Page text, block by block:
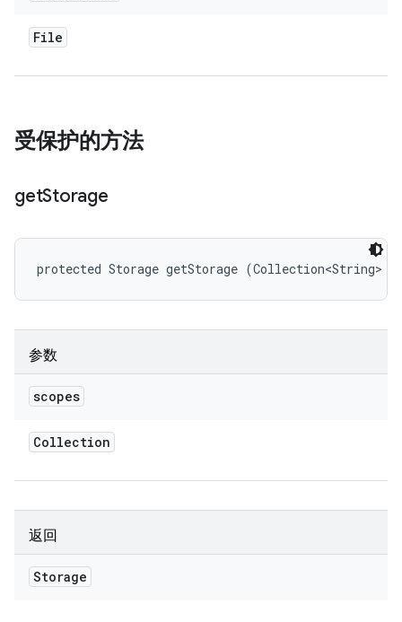
File
受保护的方法
getStorage
protected Storage getStorage (Collection<String>
参数
scopes
Collection
返回
Storage